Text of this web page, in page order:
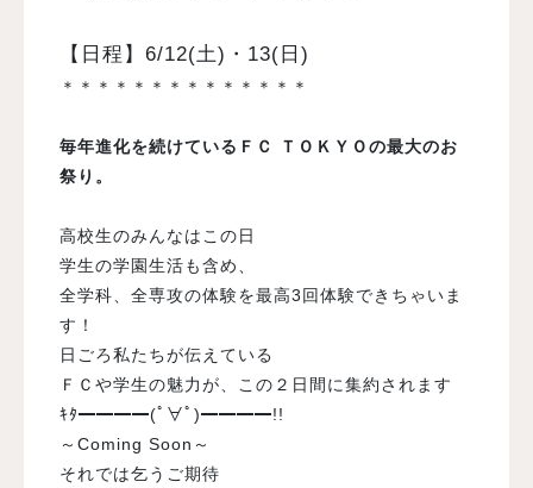
【日程】6/12(土)・13(日)
＊＊＊＊＊＊＊＊＊＊＊＊＊＊
毎年進化を続けているＦＣ ＴＯＫＹＯの最大のお
祭り。
高校生のみんなはこの日
学生の学園生活も含め、
全学科、全専攻の体験を最高3回体験できちゃいま
す！
日ごろ私たちが伝えている
ＦＣや学生の魅力が、この２日間に集約されます
ｷﾀ━━━━(ﾟ∀ﾟ)━━━━!!
～Coming Soon～
それでは乞うご期待